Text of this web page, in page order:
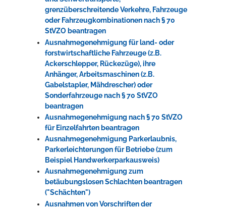
grenzüberschreitende Verkehre, Fahrzeuge
oder Fahrzeugkombinationen nach § 70
StVZO beantragen
Ausnahmegenehmigung für land- oder
forstwirtschaftliche Fahrzeuge (z.B.
Ackerschlepper, Rückezüge), ihre
Anhänger, Arbeitsmaschinen (z.B.
Gabelstapler, Mähdrescher) oder
Sonderfahrzeuge nach § 70 StVZO
beantragen
Ausnahmegenehmigung nach § 70 StVZO
für Einzelfahrten beantragen
Ausnahmegenehmigung Parkerlaubnis,
Parkerleichterungen für Betriebe (zum
Beispiel Handwerkerparkausweis)
Ausnahmegenehmigung zum
betäubungslosen Schlachten beantragen
("Schächten")
Ausnahmen von Vorschriften der